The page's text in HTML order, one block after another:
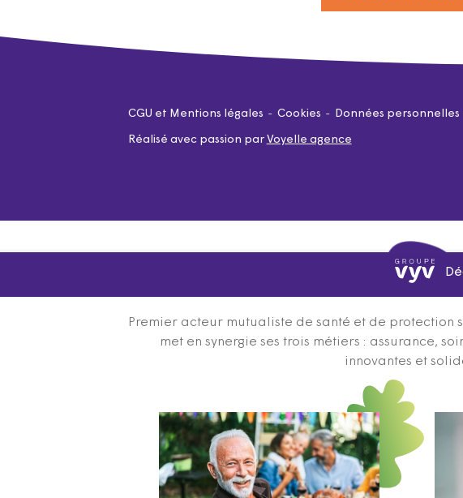
CGU et Mentions légales Cookies Données personnelles
Réalisé avec passion par Voyelle agence
Premier acteur mutualiste de santé et de protection
met en synergie ses trois métiers : assurance,
innovantes et